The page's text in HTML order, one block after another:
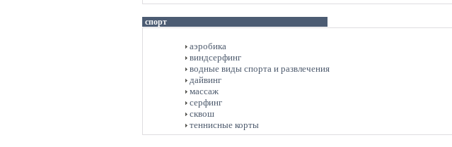
спорт
аэробика
виндсерфинг
водные виды спорта и развлечения
дайвинг
массаж
серфинг
сквош
теннисные корты